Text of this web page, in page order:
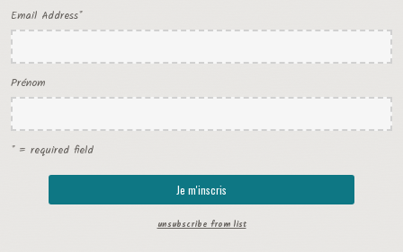
Email Address*
Prénom
* = required field
unsubscribe from list